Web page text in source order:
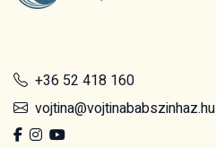
+36 52 418 160
vojtina@vojtinababszinhaz.hu